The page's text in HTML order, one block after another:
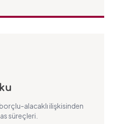
alacaklı ilişkisinden
süreçleri.